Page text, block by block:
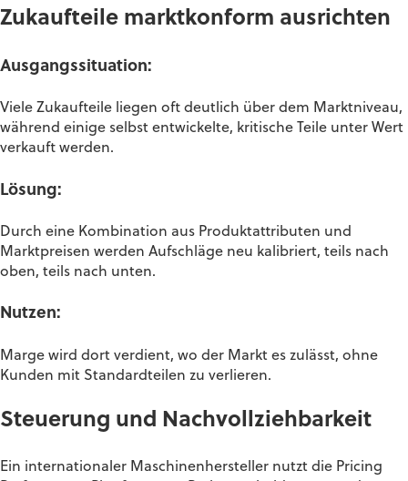
Zukaufteile marktkonform ausrichten
Ausgangssituation:
Viele Zukaufteile liegen oft deutlich über dem Marktniveau,
während einige selbst entwickelte, kritische Teile unter Wert
verkauft werden.
Lösung:
Durch eine Kombination aus Produktattributen und
Marktpreisen werden Aufschläge neu kalibriert, teils nach
oben, teils nach unten.
Nutzen:
Marge wird dort verdient, wo der Markt es zulässt, ohne
Kunden mit Standardteilen zu verlieren.
Steuerung und Nachvollziehbarkeit
Ein internationaler Maschinenhersteller nutzt die Pricing